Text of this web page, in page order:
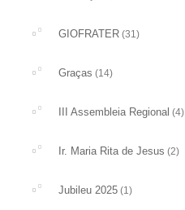
GIOFRATER (31)
Graças (14)
III Assembleia Regional (4)
Ir. Maria Rita de Jesus (2)
Jubileu 2025 (1)